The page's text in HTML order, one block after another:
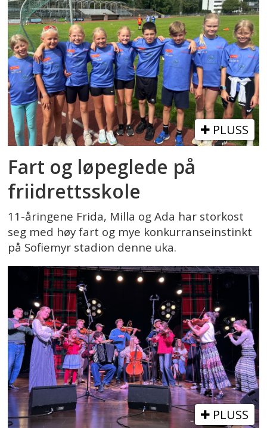
PLUSS
Fart og løpeglede på
friidrettsskole
11-åringene Frida, Milla og Ada har storkost
seg med høy fart og mye konkurranseinstinkt
på Sofiemyr stadion denne uka.
PLUSS